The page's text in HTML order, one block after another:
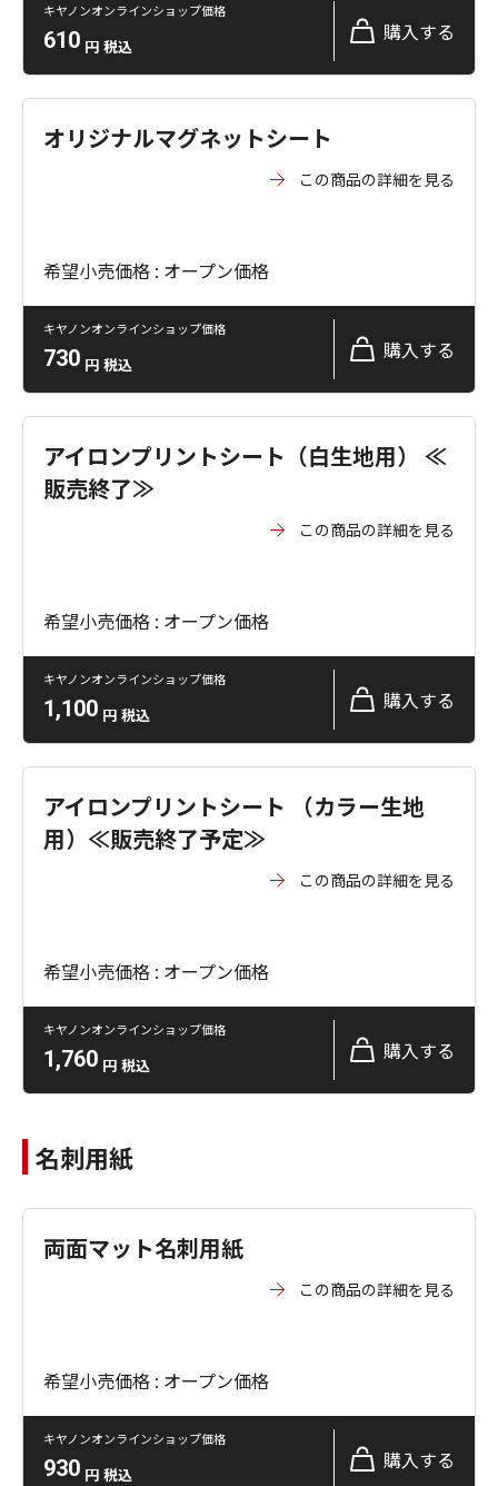
キヤノンオンラインショップ価格
610 円 税込
購入する
オリジナルマグネットシート
この商品の詳細を見る
希望小売価格 : オープン価格
キヤノンオンラインショップ価格
730 円 税込
購入する
アイロンプリントシート（白生地用） ≪
販売終了≫
この商品の詳細を見る
希望小売価格 : オープン価格
キヤノンオンラインショップ価格
1,100 円 税込
購入する
アイロンプリントシート （カラー生地
用）≪販売終了予定≫
この商品の詳細を見る
希望小売価格 : オープン価格
キヤノンオンラインショップ価格
1,760 円 税込
購入する
名刺用紙
両面マット名刺用紙
この商品の詳細を見る
希望小売価格 : オープン価格
キヤノンオンラインショップ価格
930 円 税込
購入する